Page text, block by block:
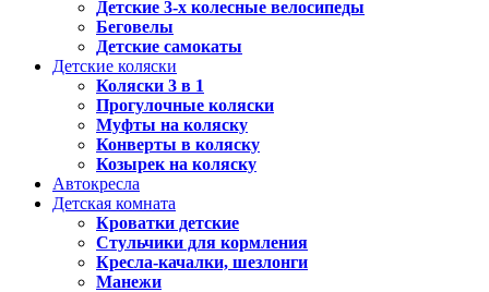
Детские 3-х колесные велосипеды
Беговелы
Детские самокаты
Детские коляски
Коляски 3 в 1
Прогулочные коляски
Муфты на коляску
Конверты в коляску
Козырек на коляску
Автокресла
Детская комната
Кроватки детские
Стульчики для кормления
Кресла-качалки, шезлонги
Манежи